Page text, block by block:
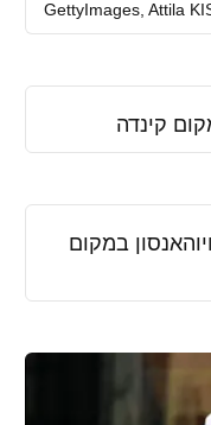
GettyImages, Attila
קינדה
במקום